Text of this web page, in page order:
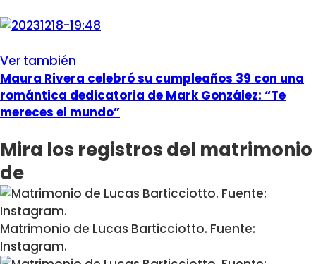
Ver también
Maura Rivera celebró su cumpleaños 39 con una
romántica dedicatoria de Mark González: “Te
mereces el mundo”
Mira los registros del matrimonio
de
Matrimonio de Lucas Barticciotto. Fuente:
Instagram.